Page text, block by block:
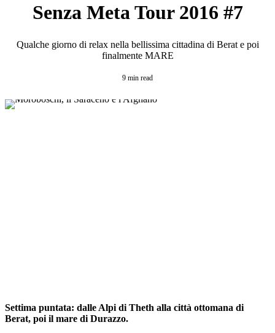
Senza Meta Tour 2016 #7
Qualche giorno di relax nella bellissima cittadina di Berat e poi
finalmente MARE
9 min read
Settima puntata: dalle Alpi di Theth alla città ottomana di
Berat, poi il mare di Durazzo.